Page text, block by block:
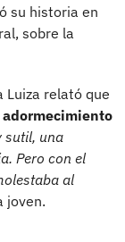
su historia en
sobre la
Luiza relató que
adormecimiento
sutil, una
Pero con el
al
joven.